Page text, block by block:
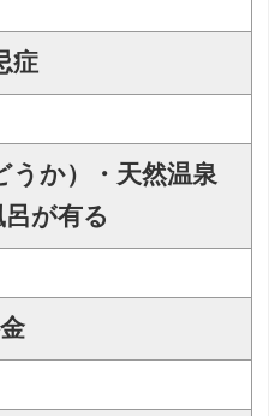
症
うか）・天然温泉
が有る